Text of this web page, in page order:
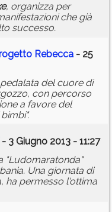
, organizza per
che già
successo.
Rebecca - 25
del cuore di
con percorso
a favore del
- 3 Giugno 2013 - 11:27
"Ludomaratonda"
Una giornata di
ha permesso l'ottima